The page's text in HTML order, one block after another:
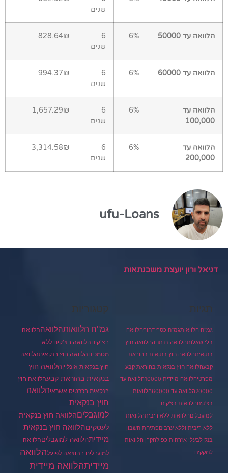
שנים
הלוואה עד 50000 6%
6
שנים
828.64₪
הלוואה עד 60000 6%
6
שנים
994.37₪
הלוואה עד
100,000
6%
6
שנים
1,657.29₪
הלוואה עד
200,000
6%
6
שנים
3,314.58₪
ufu-Loans
דניאל ורון יועצת משכנתאות
תגיות
גמ"ח הלוואותגמ"ח כסף דחוףהלוואה
בלי שאלותהלוואה בנתניההלוואה חוץ
בנקאיתהלוואה חוץ בנקאית בהוראת
קבעהלוואה חוץ בנקאית בהוראת קבע
מפרטיהלוואה מיידית 10000
הלוואה עד
20000הלוואה עד 60000
הלוואות
בצ'קיםהלוואות בצ'קים
למוגבליםהלוואות ללא ריביתהלוואות
ללא ריבית וללא ערביםפתיחת חשבון
בנק לבעלי אזרחות כפולהקרן הלוואות
לנזקקים
קטגוריות
גמ"ח הלוואותהלוואההלוואה
בצ'קיםהלוואה בצ'קים ללא
מסמכיםהלוואה חוץ בנקאיתהלוואה
חוץ בנקאית אונלייןהלוואה חוץ
בנקאית בהוראת קבעהלוואה חוץ
בנקאית בכרטיס אשראיהלוואה
חוץ בנקאית
למוגבליםהלוואה חוץ בנקאית
לעסקיםהלוואה חוץ בנקאית
מיידיתהלוואה למוגבליםהלוואה
למוגבלים בהוצאה לפועלהלוואה
מיידיתהלוואה מיידית